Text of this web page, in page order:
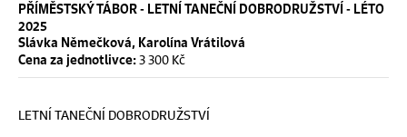
PŘÍMĚSTSKÝ TÁBOR - LETNÍ TANEČNÍ DOBRODRUŽSTVÍ - LÉTO
2025
Slávka Němečková, Karolína Vrátilová
Cena za jednotlivce:3 300 Kč
LETNÍ TANEČNÍ DOBRODRUŽSTVÍ